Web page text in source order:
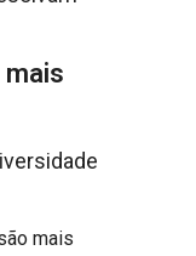
mais
mais